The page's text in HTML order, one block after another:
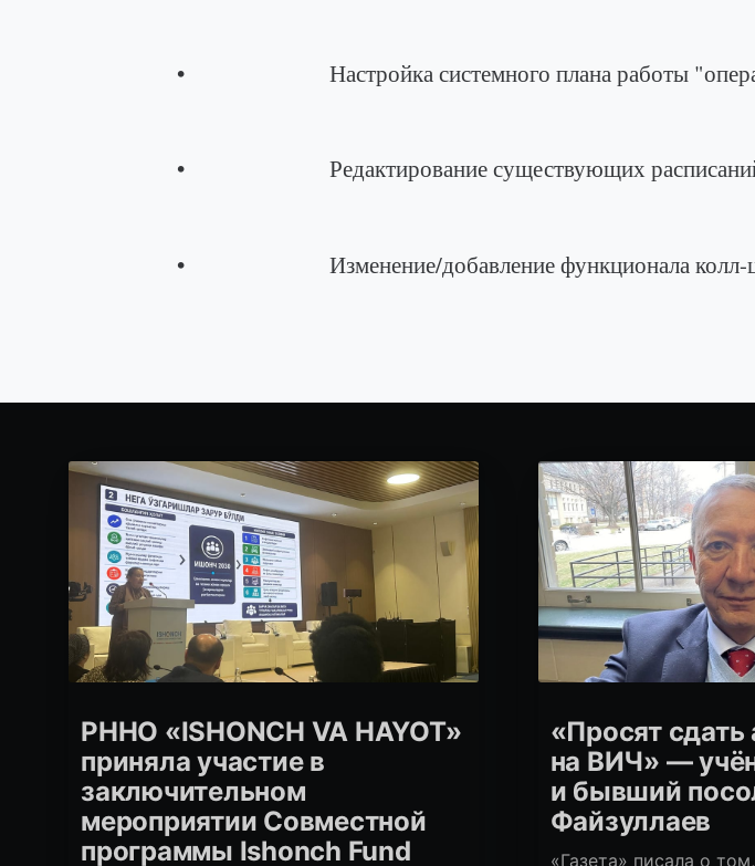
• Настройка системного плана работы
• Редактирование существующих расписаний
• Изменение/добавление функционала колл-
РННО «ISHONCH VA HAYOT»
приняла участие в
заключительном
мероприятии Совместной
программы Ishonch Fund
«Просят сдать
на ВИЧ» —
и бывший
Файзуллаев
«Газета» писала о